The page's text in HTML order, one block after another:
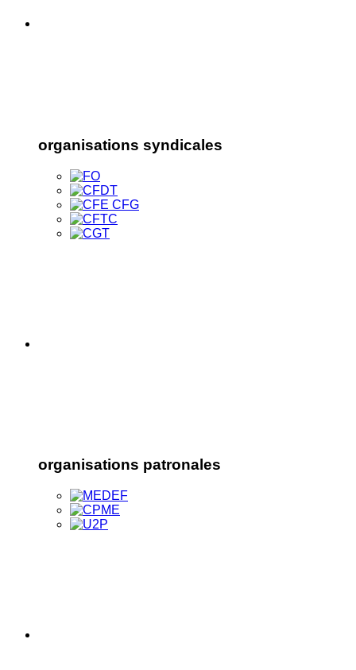
organisations syndicales
organisations patronales